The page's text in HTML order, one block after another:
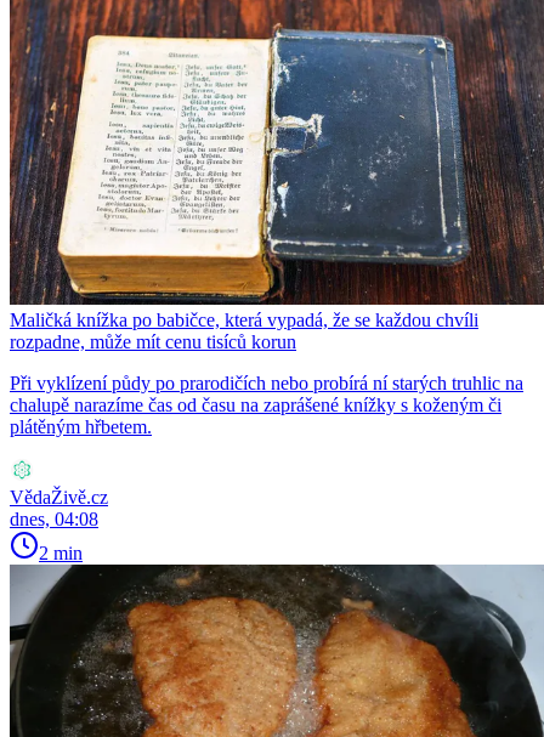
Maličká knížka po babičce, která vypadá, že se každou chvíli
rozpadne, může mít cenu tisíců korun
Při vyklízení půdy po prarodičích nebo probírá ní starých truhlic na
chalupě narazíme čas od času na zaprášené knížky s koženým či
plátěným hřbetem.
VědaŽivě.cz
dnes, 04:08
2 min